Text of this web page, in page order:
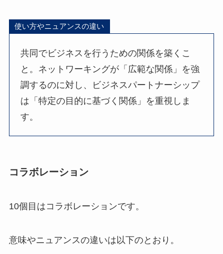
使い方やニュアンスの違い
共同でビジネスを行うための関係を築くこ
と。ネットワーキングが「広範な関係」を強
調するのに対し、ビジネスパートナーシップ
は「特定の目的に基づく関係」を重視しま
す。
コラボレーション
10個目はコラボレーションです。
意味やニュアンスの違いは以下のとおり。